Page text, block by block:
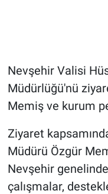
Nevşehir Valisi
Müdürlüğü'nü
Memiş ve kurum
Ziyaret
Müdürü Özgür
Nevşehir
çalışmalar,
Kayseri
Niğde
Aksaray
Kırşehir